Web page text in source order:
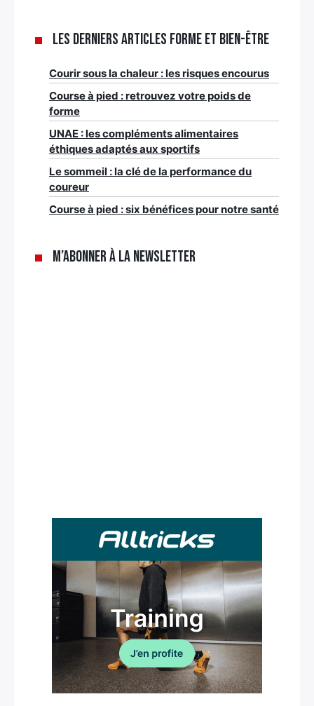
Les derniers articles Forme et bien-être
Courir sous la chaleur : les risques encourus
Course à pied : retrouvez votre poids de
forme
UNAE : les compléments alimentaires
éthiques adaptés aux sportifs
Le sommeil : la clé de la performance du
coureur
Course à pied : six bénéfices pour notre santé
M’abonner à la newsletter